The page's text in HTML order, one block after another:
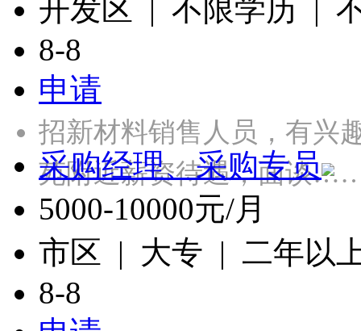
开发区 | 不限学历 |
8-8
申请
招新材料销售人员，有兴
苑附近薪资待遇，面谈
采购经理、采购专员
5000-10000元/月
市区 | 大专 | 二年以
8-8